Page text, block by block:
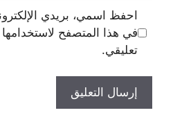
احفظ اسمي، بريدي
في هذا المتصفح لاستخدامها
تعليقي.